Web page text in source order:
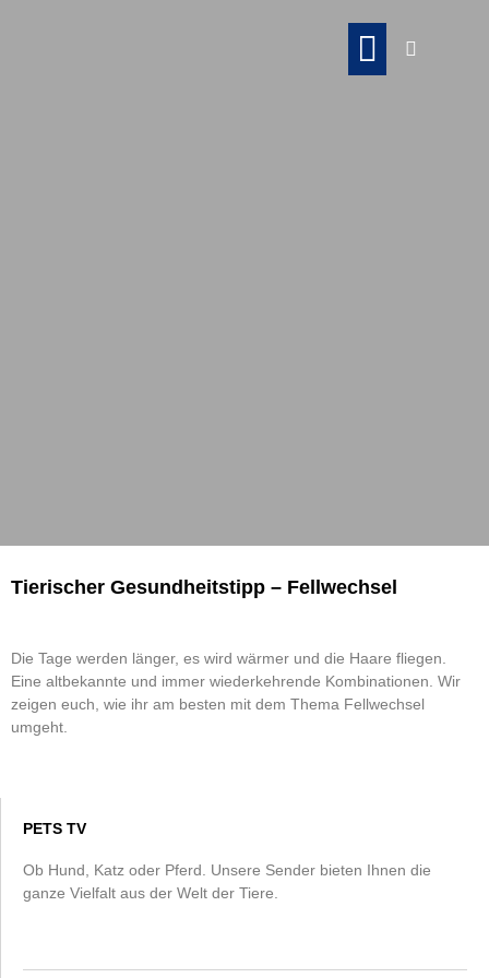
Tierischer Gesundheitstipp – Fellwechsel
Die Tage werden länger, es wird wärmer und die Haare fliegen.
Eine altbekannte und immer wiederkehrende Kombinationen. Wir
zeigen euch, wie ihr am besten mit dem Thema Fellwechsel
umgeht.
PETS TV
Ob Hund, Katz oder Pferd. Unsere Sender bieten Ihnen die
ganze Vielfalt aus der Welt der Tiere.